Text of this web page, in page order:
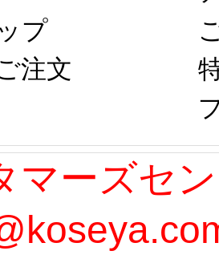
制
定と
...
第二
たし
ル期
まで
プ
注文
マーズセ